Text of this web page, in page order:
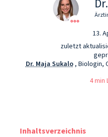
13.
zuletzt
Dr. Maja Sukalo, Biologin,
4 min
Inhaltsverzeichnis